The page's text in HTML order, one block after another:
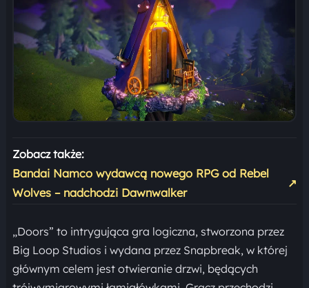
Zobacz także:
Bandai Namco wydawcą nowego RPG od Rebel
Wolves – nadchodzi Dawnwalker
↗
„Doors” to intrygująca gra logiczna, stworzona przez
Big Loop Studios i wydana przez Snapbreak, w której
głównym celem jest otwieranie drzwi, będących